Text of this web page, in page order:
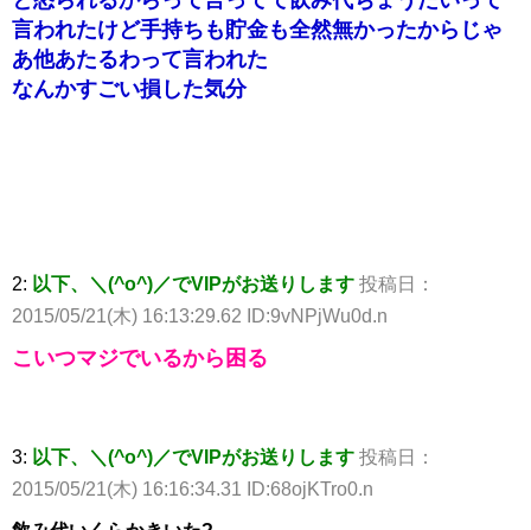
言われたけど手持ちも貯金も全然無かったからじゃ
あ他あたるわって言われた
なんかすごい損した気分
2: 以下、＼(^o^)／でVIPがお送りします 投稿日：
2015/05/21(木) 16:13:29.62 ID:9vNPjWu0d.n
こいつマジでいるから困る
3: 以下、＼(^o^)／でVIPがお送りします 投稿日：
2015/05/21(木) 16:16:34.31 ID:68ojKTro0.n